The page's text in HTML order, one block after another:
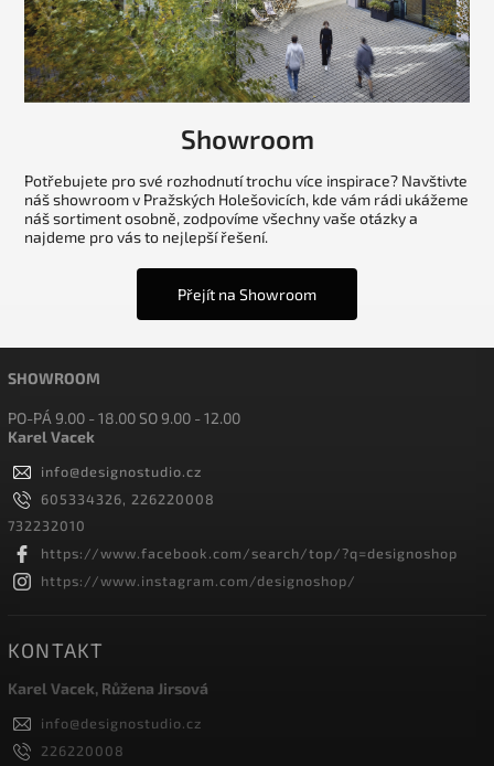
Showroom
Potřebujete pro své rozhodnutí trochu více inspirace? Navštivte
náš showroom v Pražských Holešovicích, kde vám rádi ukážeme
náš sortiment osobně, zodpovíme všechny vaše otázky a
najdeme pro vás to nejlepší řešení.
Přejít na Showroom
SHOWROOM
PO-PÁ 9.00 - 18.00 SO 9.00 - 12.00
Karel Vacek
info@designostudio.cz
605334326, 226220008
732232010
https://www.facebook.com/search/top/?q=designoshop
https://www.instagram.com/designoshop/
KONTAKT
Karel Vacek, Růžena Jirsová
info@designostudio.cz
226220008